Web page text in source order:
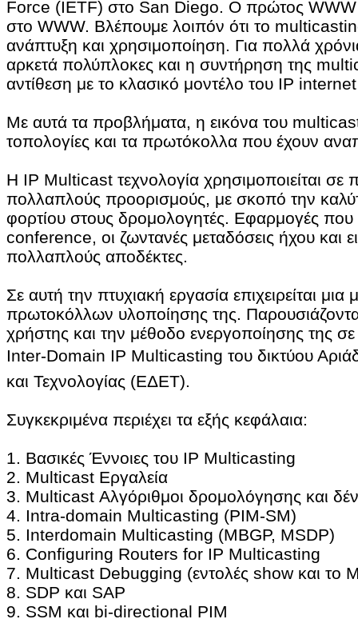
Force (IETF) στο San Diego. Ο πρώτος
στο WWW. Βλέπουμε λοιπόν ότι το
ανάπτυξη και χρησιμοποίηση. Για πολλά
αρκετά πολύπλοκες και η συντήρηση της
αντίθεση με το κλασικό μοντέλο του IP
Με αυτά τα προβλήματα, η εικόνα του
τοπολογίες και τα πρωτόκολλα που έχουν
Η IP Multicast τεχνολογία χρησιμοποιείται σε
πολλαπλούς προορισμούς, με σκοπό την
φορτίου στους δρομολογητές. Εφαρμογές που
conference, οι ζωντανές μεταδόσεις ήχου και
πολλαπλούς αποδέκτες.
Σε αυτή την πτυχιακή εργασία επιχειρείται
πρωτοκόλλων υλοποίησης της.
χρήστης και την μέθοδο ενεργοποίησης της
Inter-Domain IP Multicasting του δικτύου
και Τεχνολογίας (ΕΔΕΤ).
Συγκεκριμένα περιέχει τα εξής κεφάλαια:
1. Βασικές Έννοιες του IP Multicasting
2. Multicast Εργαλεία
3. Multicast Αλγόριθμοι δρομολόγησης και
4. Intra-domain Multicasting (PIM-SM)
5. Interdomain Multicasting (MBGP, MSDP)
6. Configuring Routers for IP Multicasting
7. Multicast Debugging (εντολές show και το
8. SDP και SAP
9. SSM και bi-directional PIM